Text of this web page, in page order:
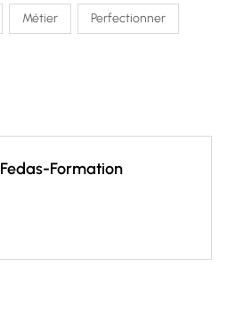
Métier Perfectionner
Fedas-Formation